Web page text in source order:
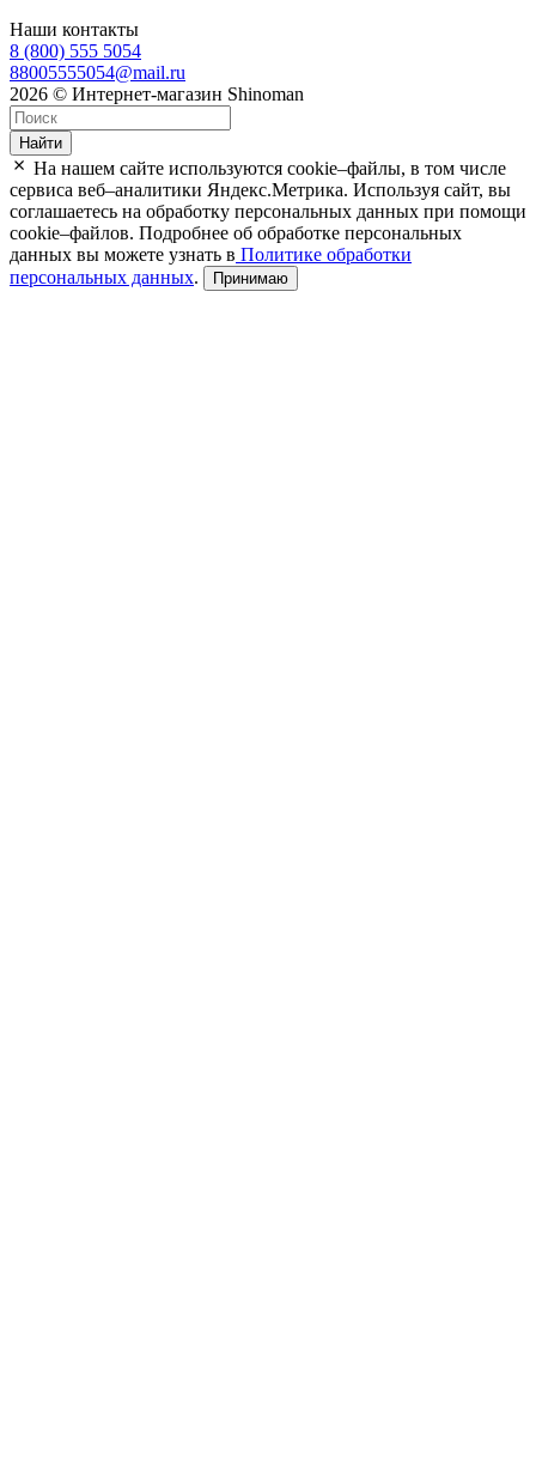
Наши контакты
8 (800) 555 5054
88005555054@mail.ru
2026 © Интернет-магазин Shinoman
Найти
На нашем сайте используются cookie–файлы, в том числе
сервиса веб–аналитики Яндекс.Метрика. Используя сайт, вы
соглашаетесь на обработку персональных данных при помощи
cookie–файлов. Подробнее об обработке персональных
данных вы можете узнать в Политике обработки
персональных данных. Принимаю